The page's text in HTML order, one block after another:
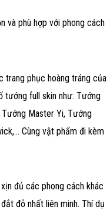
và phù hợp với phong cách
trang phục hoàng tráng của
tướng full skin như: Tướng
Master Yi, Tướng
Cùng vật phẩm đi kèm
đủ các phong cách khác
đỏ nhất liên minh. Thí dụ